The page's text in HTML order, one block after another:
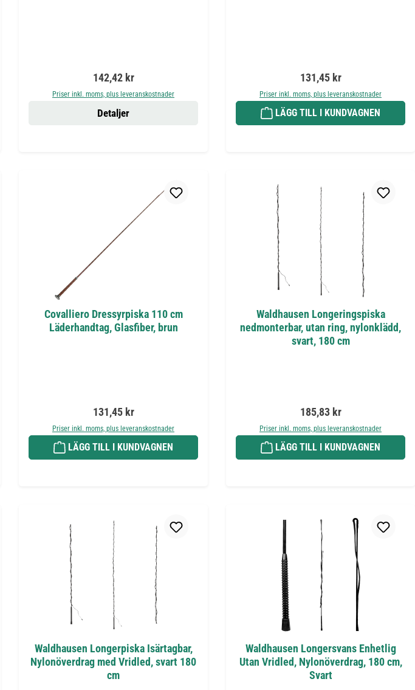
Ordinarie pris:
142,42 kr
Priser inkl. moms, plus leveranskostnader
Detaljer
Ordinarie pris:
131,45 kr
Priser inkl. moms, plus leveranskostnader
LÄGG TILL I KUNDVAGNEN
Covalliero Dressyrpiska 110 cm
Läderhandtag, Glasfiber, brun
Ordinarie pris:
131,45 kr
Priser inkl. moms, plus leveranskostnader
LÄGG TILL I KUNDVAGNEN
Waldhausen Longeringspiska
nedmonterbar, utan ring, nylonklädd,
svart, 180 cm
Ordinarie pris:
185,83 kr
Priser inkl. moms, plus leveranskostnader
LÄGG TILL I KUNDVAGNEN
Waldhausen Longerpiska Isärtagbar,
Nylonöverdrag med Vridled, svart 180
cm
Waldhausen Longersvans Enhetlig
Utan Vridled, Nylonöverdrag, 180 cm,
Svart